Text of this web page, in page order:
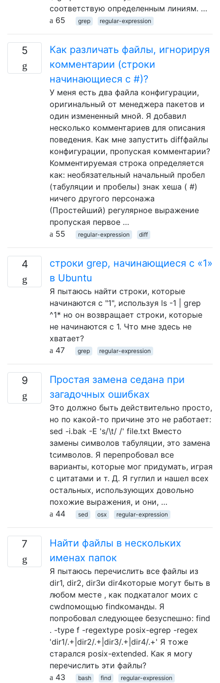
соответствую определенным линиям. …
65
grep regular-expression
5
Как различать файлы, игнорируя
комментарии (строки
начинающиеся с #)?
У меня есть два файла конфигурации,
оригинальный от менеджера пакетов и
один измененный мной. Я добавил
несколько комментариев для описания
поведения. Как мне запустить diffфайлы
конфигурации, пропуская комментарии?
Комментируемая строка определяется
как: необязательный начальный пробел
(табуляции и пробелы) знак хеша ( #)
ничего другого персонажа
(Простейший) регулярное выражение
пропуская первое …
55
regular-expression diff
4
строки grep, начинающиеся с «1»
в Ubuntu
Я пытаюсь найти строки, которые
начинаются с "1", используя ls -1 | grep
^1* но он возвращает строки, которые
не начинаются с 1. Что мне здесь не
хватает?
47
grep regular-expression
9
Простая замена седана при
загадочных ошибках
Это должно быть действительно просто,
но по какой-то причине это не работает:
sed -i.bak -E 's/\t/ /' file.txt Вместо
замены символов табуляции, это замена
tсимволов. Я перепробовал все
варианты, которые мог придумать, играя
с цитатами и т. Д. Я гуглил и нашел всех
остальных, использующих довольно
похожие выражения, и они, …
44
sed osx regular-expression
7
Найти файлы в нескольких
именах папок
Я пытаюсь перечислить все файлы из
dir1, dir2, dir3и dir4которые могут быть в
любом месте , как подкаталог моих с
cwdпомощью findкоманды. Я
попробовал следующее безуспешно: find
. -type f -regextype posix-egrep -regex
'dir1/.+|dir2/.+|dir3/.+|dir4/.+' Я тоже
старался posix-extended. Как я могу
перечислить эти файлы?
43
bash find regular-expression